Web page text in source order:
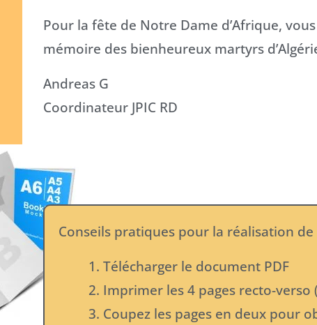
Pour la fête de Notre Dame d’Afrique,
mémoire des bienheureux martyrs
Andreas G
Coordinateur JPIC RD
Conseils pratiques pour la réalisation de
Télécharger le document PDF
Imprimer les 4 pages recto-
Coupez les pages en deux pour